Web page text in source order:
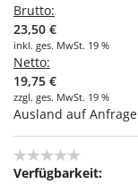
Brutto:
23,50 €
inkl. ges. MwSt. 19 %
Netto:
19,75 €
zzgl. ges. MwSt. 19 %
Ausland auf Anfrage
Verfügbarkeit: